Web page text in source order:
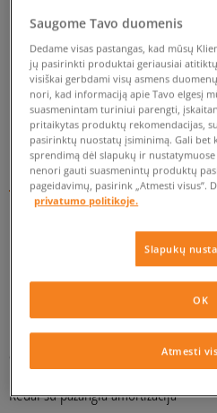
PAGAL ŠIĄ PAIEŠKĄ
PABANDYKITE
Puma LQD CELL – batai
Puma prekės ženklas per
ir fizinio aktyvumo aistruoliams
laisvalaikio avalynės
katės logotipu didžiuojasi
mados entuziastų, nes
naudojimo komforto
renkasi modelius iš Puma LQD
dizainas buvo suderintas su
Kedai su pažangia amortizacija
Saugome Tavo duomenis
Dedame visas pastangas, kad mūsų
jų pasirinkti produktai geriausiai
visiškai gerbdami visų asmens
nori, kad informaciją apie Tavo elgesį
suasmenintam turiniui parengti,
pritaikytas produktų rekomendacijas,
pasirinktų nuostatų įsiminimą. Gali bet
sprendimą dėl slapukų ir nustatymuose
nenori gauti suasmenintų produktų
pageidavimų, pasirink „Atmesti visus”.
privatumo politikoje.
Slapukų
Atmesti
OK